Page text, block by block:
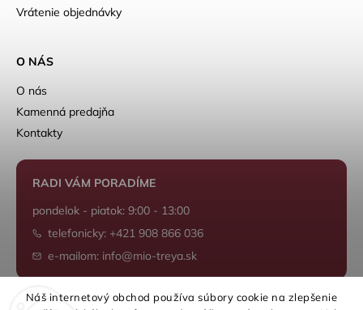
Náš internetový obchod používa súbory cookie na zlepšenie
Vrátenie objednávky
O NÁS
O nás
Kamenná predajňa
Kontakty
RADI VÁM PORADÍME
pondelok - piatok: 9:00 - 13:00
telefonicky: +421 908 866 036
e-mailom: info@mio-treya.sk